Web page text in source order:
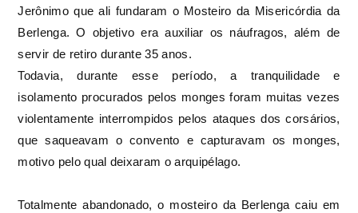
Jerônimo que ali fundaram o Mosteiro da Misericórdia da
Berlenga. O objetivo era auxiliar os náufragos, além de
servir de retiro durante 35 anos.
Todavia, durante esse período, a tranquilidade e
isolamento procurados pelos monges foram muitas vezes
violentamente interrompidos pelos ataques dos corsários,
que saqueavam o convento e capturavam os monges,
motivo pelo qual deixaram o arquipélago.
Totalmente abandonado, o mosteiro da Berlenga caiu em